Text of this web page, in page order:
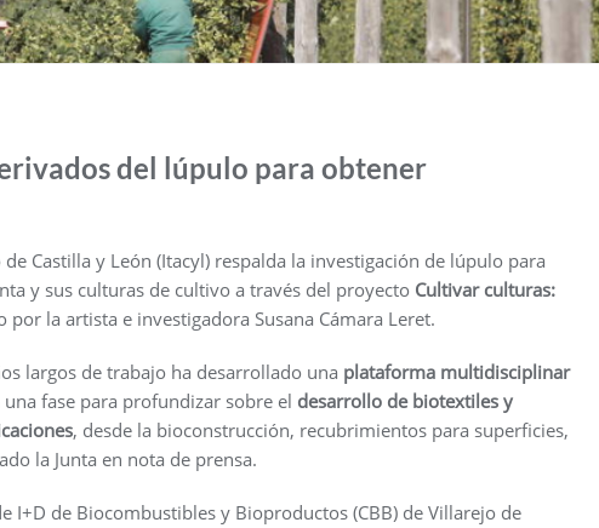
del lúpulo para obtener
Castilla y León (Itacyl) respalda la investigación de lúpulo para
y sus culturas de cultivo a través del proyecto Cultivar culturas:
por la artista e investigadora Susana Cámara Leret.
largos de trabajo ha desarrollado una plataforma multidisciplinar
fase para profundizar sobre el desarrollo de biotextiles y
, desde la bioconstrucción, recubrimientos para superficies,
la Junta en nota de prensa.
I+D de Biocombustibles y Bioproductos (CBB) de Villarejo de